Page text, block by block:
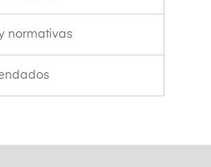
normativas